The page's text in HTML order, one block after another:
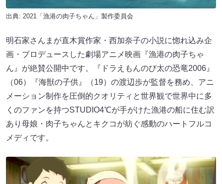
出典: 2021「漁港の肉子ちゃん」製作委員会
明石家さんまが直木賞作家・西加奈子の小説に惚れ込み企
画・プロデュースした劇場アニメ映画『漁港の肉子ちゃ
ん』が絶賛公開中です。『ドラえもんのび太の恐竜2006』
（06）『海獣の子供』（19）の渡辺歩が監督を務め、アニ
メーション制作を圧倒的クオリティと世界観で世界中に多
くのファンを持つSTUDIO4℃が手がけた漁港の船に住む訳
あり母娘・肉子ちゃんとキクコが紡ぐ感動のハートフルコ
メディです。